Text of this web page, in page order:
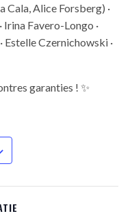
Cala, Alice Forsberg) ·
Irina Favero-Longo ·
Estelle Czernichowski ·
garanties ! ✨